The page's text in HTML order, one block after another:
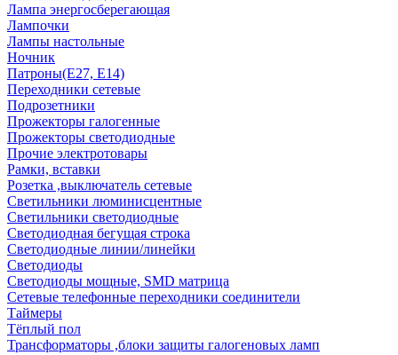
Лампа энергосберегающая
Лампочки
Лампы настольные
Ночник
Патроны(Е27, Е14)
Переходники сетевые
Подрозетники
Прожекторы галогенные
Прожекторы светодиодные
Прочие электротовары
Рамки, вставки
Розетка ,выключатель сетевые
Светильники люминисцентные
Светильники светодиодные
Светодиодная бегущая строка
Светодиодные линии/линейки
Светодиоды
Светодиоды мощные, SMD матрица
Сетевые телефонные переходники соединители
Таймеры
Тёплый пол
Трансформаторы ,блоки защиты галогеновых ламп